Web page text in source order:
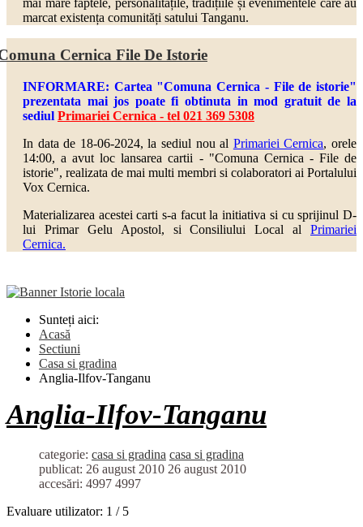
mai mare faptele, personalitățile, tradițiile și evenimentele care au
marcat existența comunități satului Tanganu.
Cernica File De Istorie
INFORMARE: Cartea "Comuna Cernica - File de istorie"
prezentata mai jos poate fi obtinuta in mod gratuit de la
sediul Primariei Cernica - tel 021 369 5308
In data de 18-06-2024, la sediul nou al Primariei Cernica, orele
14:00, a avut loc lansarea cartii - "Comuna Cernica - File de
istorie", realizata de mai multi membri si colaboratori ai Portalului
Vox Cernica.
Materializarea acestei carti s-a facut la initiativa si cu sprijinul D-
lui Primar Gelu Apostol, si Consiliului Local al Primariei
Cernica.
Sunteți aici:
Acasă
Sectiuni
Casa si gradina
Anglia-Ilfov-Tanganu
Anglia-Ilfov-Tanganu
categorie: casa si gradina casa si gradina
publicat: 26 august 2010 26 august 2010
accesări: 4997 4997
Evaluare utilizator: 1 / 5